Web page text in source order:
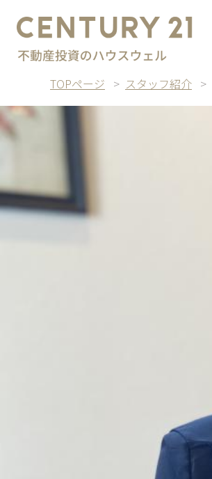
TOPページ スタッフ紹介